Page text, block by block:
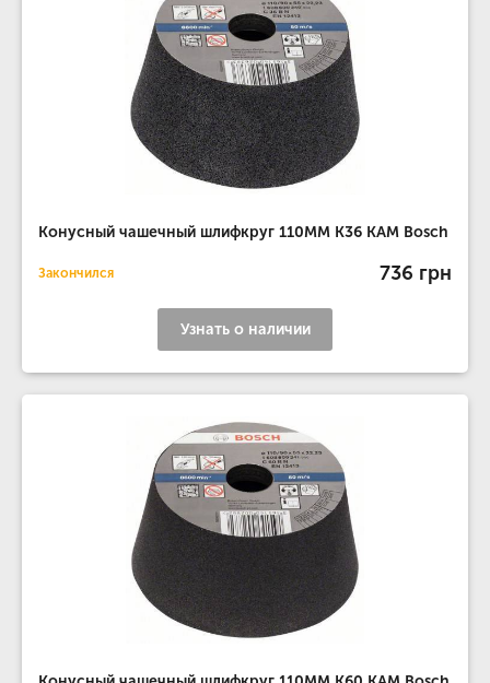
Конусный чашечный шлифкруг 110MM K36 КАМ Bosch
Закончился 736 грн
Узнать о наличии